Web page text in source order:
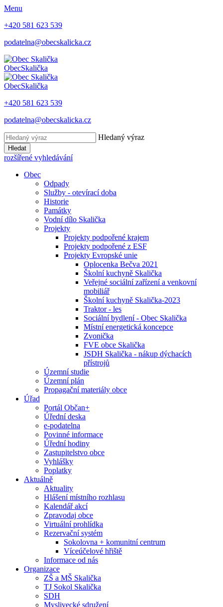
Menu
+420 581 623 539
podatelna@obecskalicka.cz
ObecSkalička
ObecSkalička
+420 581 623 539
podatelna@obecskalicka.cz
Hledaný výraz
Hledat
rozšířené vyhledávání
Obec
Odpady
Služby - otevírací doba
Historie
Památky
Vodní dílo Skalička
Projekty
Projekty podpořené krajem
Projekty podpořené z ESF
Projekty Evropské unie
Oplocenka Bečva 2021
Školní kuchyně Skalička
Veřejné sociální zařízení a venkovní
mobiliář
Školní kuchyně Skalička-2023
Traktor - les
Sociální bydlení - Obec Skalička
Místní energetická koncepce
Zvonička
FVE obce Skalička
JSDH Skalička - nákup dýchacích
přístrojů
Územní studie
Územní plán
Propagační materiály obce
Úřad
Portál Občan+
Úřední deska
e-podatelna
Povinné informace
Úřední hodiny
Zastupitelstvo obce
Vyhlášky
Poplatky
Aktuálně
Aktuality
Hlášení místního rozhlasu
Kalendář akcí
Zpravodaj obce
Virtuální prohlídka
Rezervační systém
Sokolovna + komunitní centrum
Víceúčelové hřiště
Informace od nás
Organizace
ZŠ a MŠ Skalička
TJ Sokol Skalička
SDH
Myslivecké sdružení